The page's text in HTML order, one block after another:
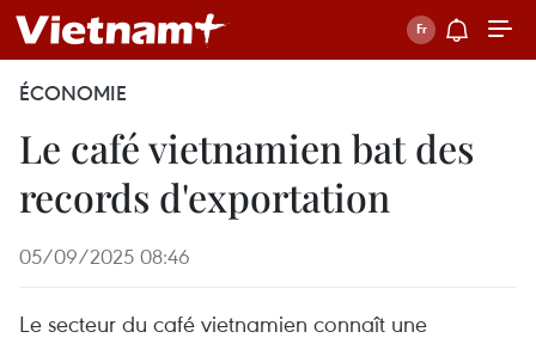
ÉCONOMIE
Le café vietnamien bat des
records d'exportation
05/09/2025 08:46
Le secteur du café vietnamien connaît une